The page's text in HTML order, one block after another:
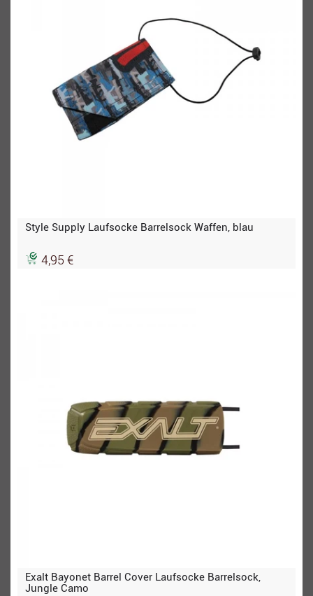
Style Supply Laufsocke Barrelsock Waffen, blau
4,95 €
Exalt Bayonet Barrel Cover Laufsocke Barrelsock,
Jungle Camo